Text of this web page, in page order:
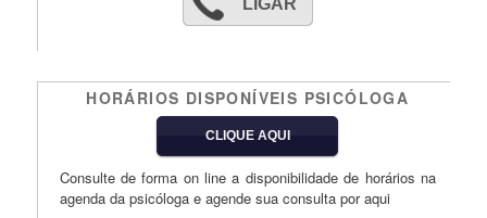
HORÁRIOS DISPONÍVEIS PSICÓLOGA
CLIQUE AQUI
Consulte de forma on line a disponibilidade de horários na
agenda da psicóloga e agende sua consulta por aqui